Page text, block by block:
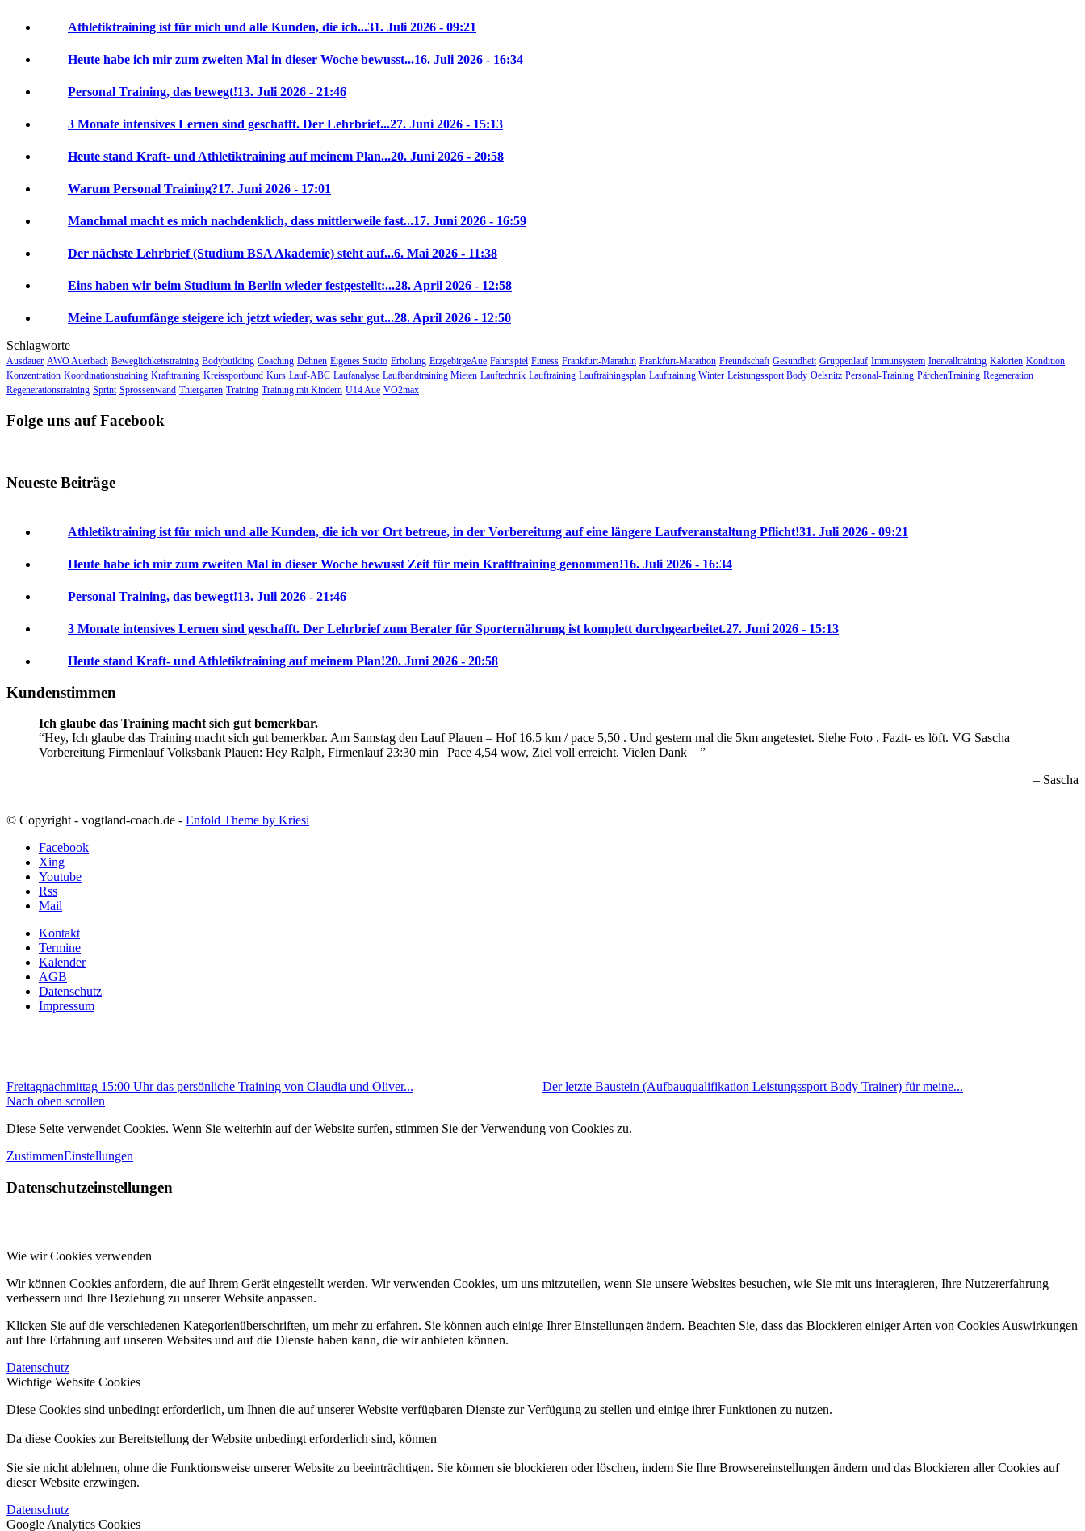
Athletiktraining ist für mich und alle Kunden, die ich...31. Juli 2026 - 09:21
Heute habe ich mir zum zweiten Mal in dieser Woche bewusst...16. Juli 2026 - 16:34
Personal Training, das bewegt!13. Juli 2026 - 21:46
3 Monate intensives Lernen sind geschafft. Der Lehrbrief...27. Juni 2026 - 15:13
Heute stand Kraft- und Athletiktraining auf meinem Plan...20. Juni 2026 - 20:58
Warum Personal Training?17. Juni 2026 - 17:01
Manchmal macht es mich nachdenklich, dass mittlerweile fast...17. Juni 2026 - 16:59
Der nächste Lehrbrief (Studium BSA Akademie) steht auf...6. Mai 2026 - 11:38
Eins haben wir beim Studium in Berlin wieder festgestellt:...28. April 2026 - 12:58
Meine Laufumfänge steigere ich jetzt wieder, was sehr gut...28. April 2026 - 12:50
Schlagworte
Ausdauer AWO Auerbach Beweglichkeitstraining Bodybuilding Coaching Dehnen Eigenes Studio Erholung ErzgebirgeAue Fahrtspiel Fitness Frankfurt-Marathin Frankfurt-Marathon Freundschaft Gesundheit Gruppenlauf Immunsystem Inervalltraining Kalorien Kondition
Konzentration Koordinationstraining Krafttraining Kreissportbund Kurs Lauf-ABC Laufanalyse Laufbandtraining Mieten Lauftechnik Lauftraining Lauftrainingsplan Lauftraining Winter Leistungssport Body Oelsnitz Personal-Training PärchenTraining Regeneration
Regenerationstraining Sprint Sprossenwand Thiergarten Training Training mit Kindern U14 Aue VO2max
Folge uns auf Facebook
Neueste Beiträge
Athletiktraining ist für mich und alle Kunden, die ich vor Ort betreue, in der Vorbereitung auf eine längere Laufveranstaltung Pflicht!31. Juli 2026 - 09:21
Heute habe ich mir zum zweiten Mal in dieser Woche bewusst Zeit für mein Krafttraining genommen!16. Juli 2026 - 16:34
Personal Training, das bewegt!13. Juli 2026 - 21:46
3 Monate intensives Lernen sind geschafft. Der Lehrbrief zum Berater für Sporternährung ist komplett durchgearbeitet.27. Juni 2026 - 15:13
Heute stand Kraft- und Athletiktraining auf meinem Plan!20. Juni 2026 - 20:58
Kundenstimmen
Ich glaube das Training macht sich gut bemerkbar.
Hey, Ich glaube das Training macht sich gut bemerkbar. Am Samstag den Lauf Plauen – Hof 16.5 km / pace 5,50 . Und gestern mal die 5km angetestet. Siehe Foto . Fazit- es löft. VG Sascha
Vorbereitung Firmenlauf Volksbank Plauen: Hey Ralph, Firmenlauf 23:30 min
Pace 4,54 wow, Ziel voll erreicht. Vielen Dank
Sascha
© Copyright - vogtland-coach.de - Enfold Theme by Kriesi
Facebook
Xing
Youtube
Rss
Mail
Kontakt
Termine
Kalender
AGB
Datenschutz
Impressum
Freitagnachmittag 15:00 Uhr das persönliche Training von Claudia und Oliver...
Der letzte Baustein (Aufbauqualifikation Leistungssport Body Trainer) für meine...
Nach oben scrollen
Diese Seite verwendet Cookies. Wenn Sie weiterhin auf der Website surfen, stimmen Sie der Verwendung von Cookies zu.
ZustimmenEinstellungen
Datenschutzeinstellungen
Wie wir Cookies verwenden
Wir können Cookies anfordern, die auf Ihrem Gerät eingestellt werden. Wir verwenden Cookies, um uns mitzuteilen, wenn Sie unsere Websites besuchen, wie Sie mit uns interagieren, Ihre Nutzererfahrung
verbessern und Ihre Beziehung zu unserer Website anpassen.
Klicken Sie auf die verschiedenen Kategorienüberschriften, um mehr zu erfahren. Sie können auch einige Ihrer Einstellungen ändern. Beachten Sie, dass das Blockieren einiger Arten von Cookies Auswirkungen
auf Ihre Erfahrung auf unseren Websites und auf die Dienste haben kann, die wir anbieten können.
Datenschutz
Wichtige Website Cookies
Diese Cookies sind unbedingt erforderlich, um Ihnen die auf unserer Website verfügbaren Dienste zur Verfügung zu stellen und einige ihrer Funktionen zu nutzen.
Da diese Cookies zur Bereitstellung der Website unbedingt erforderlich sind, können
Sie sie nicht ablehnen, ohne die Funktionsweise unserer Website zu beeinträchtigen. Sie können sie blockieren oder löschen, indem Sie Ihre Browsereinstellungen ändern und das Blockieren aller Cookies auf
dieser Website erzwingen.
Datenschutz
Google Analytics Cookies